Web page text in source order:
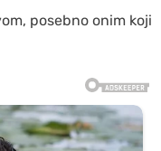
posebno onim koji